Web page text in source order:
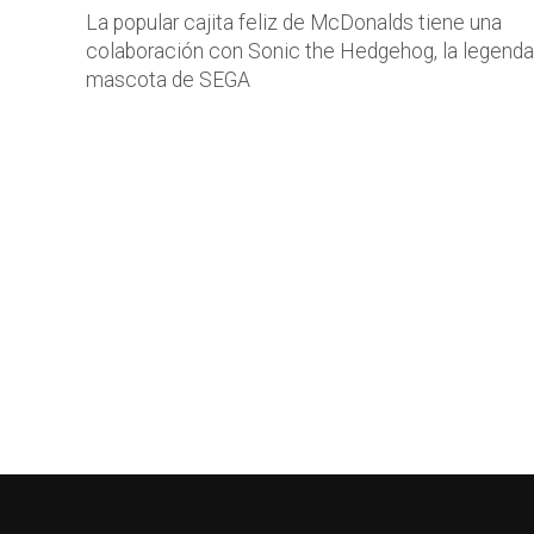
La popular cajita feliz de McDonalds tiene una
colaboración con Sonic the Hedgehog, la
mascota de SEGA